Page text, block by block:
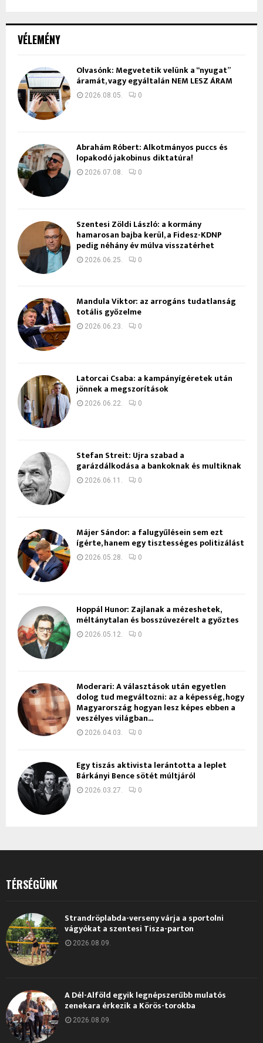
VÉLEMÉNY
Olvasónk: Megvetetik velünk a “nyugat”
áramát, vagy egyáltalán NEM LESZ ÁRAM
2026.08.05. 0
Ábrahám Róbert: Alkotmányos puccs és
lopakodó jakobinus diktatúra!
2026.07.08. 0
Szentesi Zöldi László: a kormány
hamarosan bajba kerül, a Fidesz-KDNP
pedig néhány év múlva visszatérhet
2026.06.25. 0
Mandula Viktor: az arrogáns tudatlanság
totális győzelme
2026.06.23. 0
Latorcai Csaba: a kampányígéretek után
jönnek a megszorítások
2026.06.22. 0
Stefan Streit: Újra szabad a
garázdálkodása a bankoknak és multiknak
2026.06.11. 0
Májer Sándor: a falugyűlésein sem ezt
ígérte, hanem egy tisztességes politizálást
2026.05.28. 0
Hoppál Hunor: Zajlanak a mézeshetek,
méltánytalan és bosszúvezérelt a győztes
2026.05.12. 0
Moderari: A választások után egyetlen
dolog tud megváltozni: az a képesség, hogy
Magyarország hogyan lesz képes ebben a
veszélyes világban...
2026.04.03. 0
Egy tiszás aktivista lerántotta a leplet
Bárkányi Bence sötét múltjáról
2026.03.27. 0
TÉRSÉGÜNK
Strandröplabda-verseny várja a sportolni
vágyókat a szentesi Tisza-parton
2026.08.09.
A Dél-Alföld egyik legnépszerűbb mulatós
zenekara érkezik a Körös-torokba
2026.08.09.